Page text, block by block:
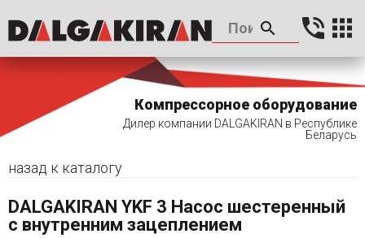
Компрессорное оборудование
Дилер компании DALGAKIRAN в Республике
Беларусь
назад к каталогу
DALGAKIRAN YKF 3 Насос шестеренный
с внутренним зацеплением